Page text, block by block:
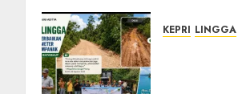
KEPRI LINGGA